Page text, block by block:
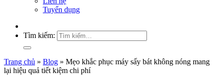
Tuyển dụng
Tìm kiếm:
Trang chủ » Blog » Mẹo khắc phục máy sấy bát không nóng mang
lại hiệu quả tiết kiệm chi phí